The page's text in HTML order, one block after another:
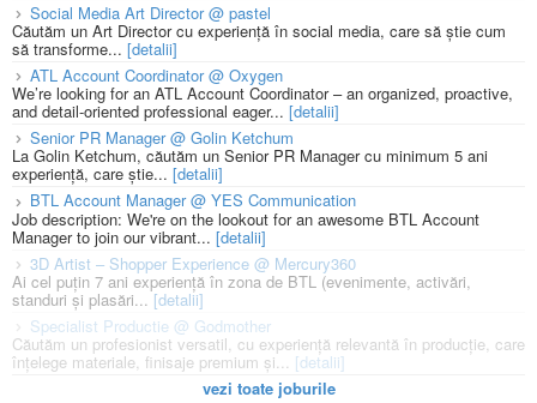
Social Media Art Director @ pastel
Căutăm un Art Director cu experiență în social media, care să știe cum
să transforme... [detalii]
ATL Account Coordinator @ Oxygen
We’re looking for an ATL Account Coordinator – an organized, proactive,
and detail-oriented professional eager... [detalii]
Senior PR Manager @ Golin Ketchum
La Golin Ketchum, căutăm un Senior PR Manager cu minimum 5 ani
experiență, care știe... [detalii]
BTL Account Manager @ YES Communication
Job description: We're on the lookout for an awesome BTL Account
Manager to join our vibrant... [detalii]
3D Artist – Shopper Experience @ Mercury360
Ai cel puțin 7 ani experiență în zona de BTL (evenimente, activări,
standuri și plasări...[detalii]
Specialist Productie @ Godmother
Căutăm un profesionist versatil, cu experiență relevantă în producție, care
înțelege materiale, finisaje premium și... [detalii]
vezi toate joburile